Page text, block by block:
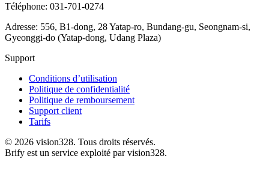
Téléphone: 031-701-0274
Adresse: 556, B1-dong, 28 Yatap-ro, Bundang-gu, Seongnam-si,
Gyeonggi-do (Yatap-dong, Udang Plaza)
Support
Conditions d’utilisation
Politique de confidentialité
Politique de remboursement
Support client
Tarifs
© 2026 vision328. Tous droits réservés.
Brify est un service exploité par vision328.